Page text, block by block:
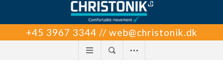
+45 3967 3344 // web@christonik.dk